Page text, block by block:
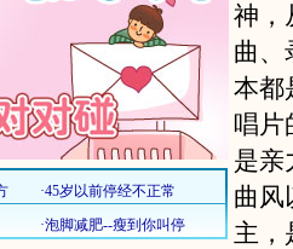
神，
曲、
本都
唱片
是亲
曲风
主，